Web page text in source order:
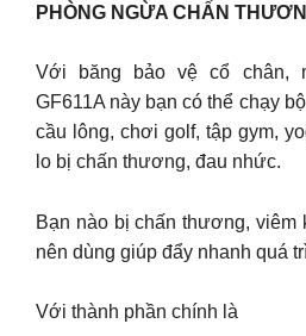
PHÒNG NGỪA CHẤN
Với băng bảo vệ cổ chân,
GF611A này bạn có thể chạy
cầu lông, chơi golf, tập gym,
lo bị chấn thương, đau nhức.
Bạn nào bị chấn thương,
nên dùng giúp đẩy nhanh quá
Với thành phần chính là